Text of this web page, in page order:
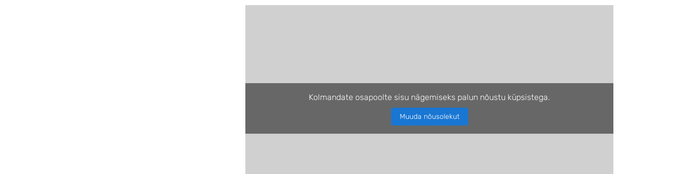
Kolmandate osapoolte sisu nägemiseks palun nõustu küpsistega.
Muuda nõusolekut